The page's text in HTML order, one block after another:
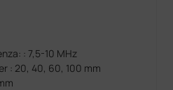
: 7,5-10 MHz
: 20, 40, 60, 100 mm